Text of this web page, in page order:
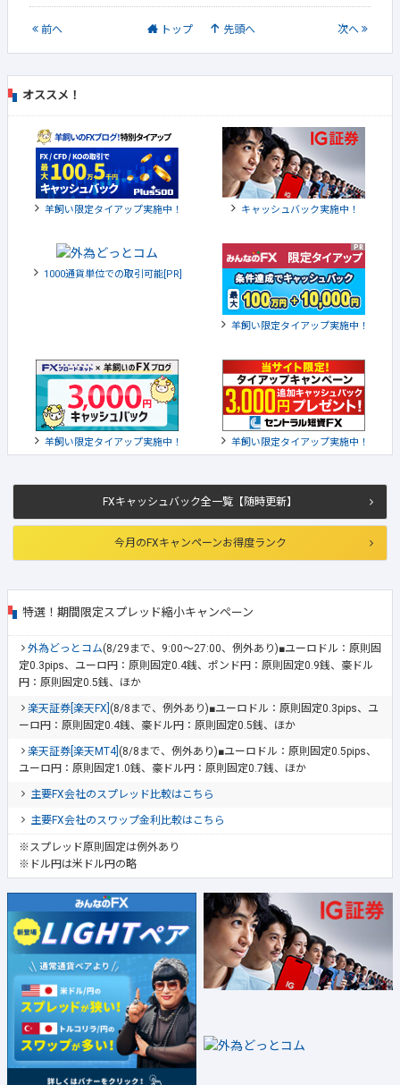
前へ トップ 先頭へ 次へ
FXキャッシュバック全一覧【随時更新】
今月のFXキャンペーンお得度ランク
特選！期間限定スプレッド縮小キャンペーン
外為どっとコム(8/29まで、9:00～27:00、例外あり)■ユーロドル：原則固
定0.3pips、ユーロ円：原則固定0.4銭、ポンド円：原則固定0.9銭、豪ドル
円：原則固定0.5銭、ほか
楽天証券[楽天FX] (8/8まで、例外あり)■ユーロドル：原則固定0.3pips、ユ
ーロ円：原則固定0.4銭、豪ドル円：原則固定0.5銭、ほか
楽天証券[楽天MT4] (8/8まで、例外あり)■ユーロドル：原則固定0.5pips、
ユーロ円：原則固定1.0銭、豪ドル円：原則固定0.7銭、ほか
主要FX会社のスプレッド比較はこちら
主要FX会社のスワップ金利比較はこちら
※スプレッド原則固定は例外あり
※ドル円は米ドル円の略
オススメ！
羊飼い限定タイアップ実施中！ キャッシュバック実施中！
1000通貨単位での取引可能[PR]
羊飼い限定タイアップ実施中！
羊飼い限定タイアップ実施中！ 羊飼い限定タイアップ実施中！